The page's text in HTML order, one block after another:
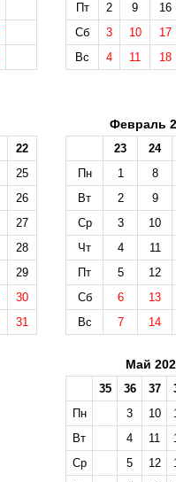
Пт
2 9
16
Сб
3 10
17
Вс
4 11 18
22
25
26
27
28
29
30
31
Февраль
23
24
Пн
1
8
Вт
2
9
Ср
3
10
Чт
4
11
Пт
5
12
Сб
6
13
Вс
7 14
Май
35 36 37
Пн
3 10
Вт
4 11
Ср
5 12